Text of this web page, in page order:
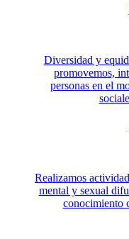
Diversidad y
promovemos,
personas en el
Realizamos
mental y sexual
conocimiento